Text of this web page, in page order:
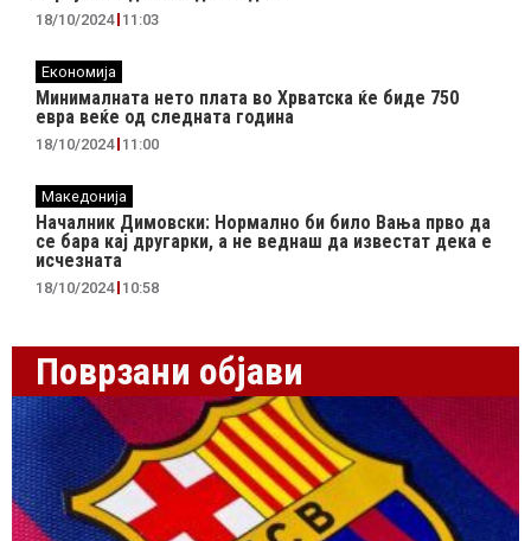
18/10/2024 11:03
Економија
Минималната нето плата во Хрватска ќе биде 750
евра веќе од следната година
18/10/2024 11:00
Македонија
Началник Димовски: Нормално би било Вања прво да
се бара кај другарки, а не веднаш да известат дека е
исчезната
18/10/2024 10:58
Поврзани објави